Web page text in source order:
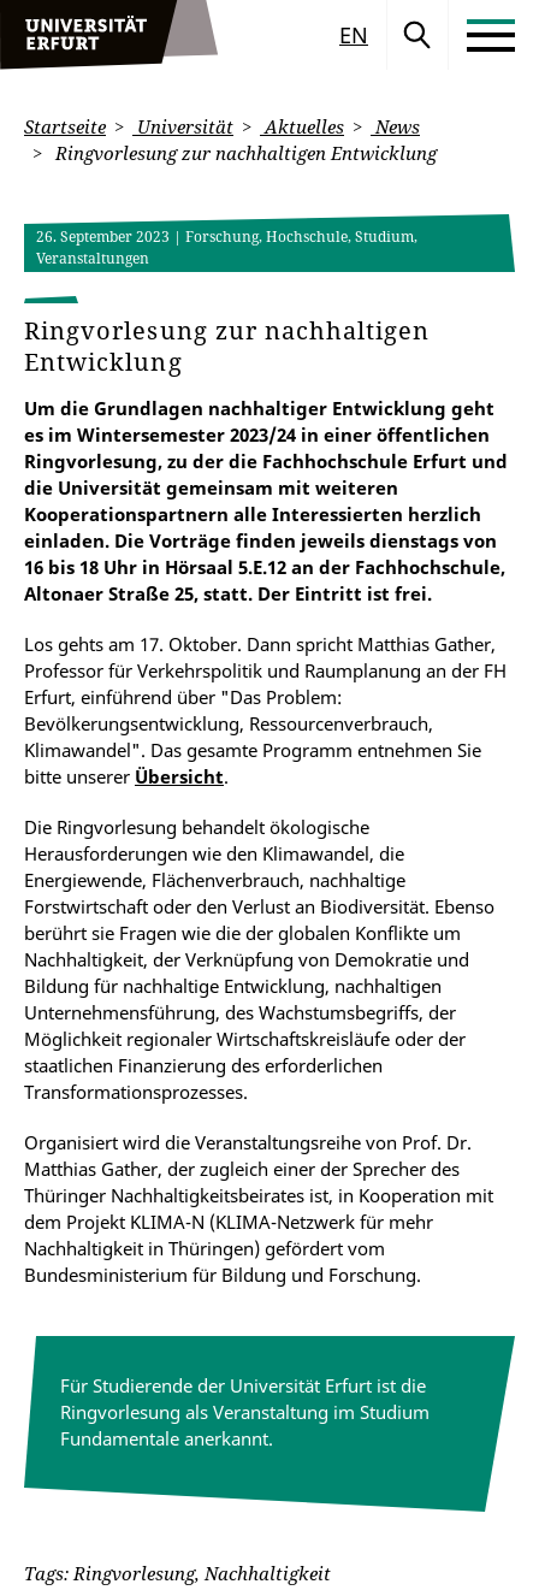
EN
Startseite Universität Aktuelles
News
Ringvorlesung zur nachhaltigen Entwicklung
26. September 2023 | Forschung, Hochschule, Studium,
Veranstaltungen
Ringvorlesung zur nachhaltigen
Entwicklung
Um die Grundlagen nachhaltiger Entwicklung geht
es im Wintersemester 2023/24 in einer öffentlichen
Ringvorlesung, zu der die Fachhochschule Erfurt und
die Universität gemeinsam mit weiteren
Kooperationspartnern alle Interessierten herzlich
einladen. Die Vorträge finden jeweils dienstags von
16 bis 18 Uhr in Hörsaal 5.E.12 an der Fachhochschule,
Altonaer Straße 25, statt. Der Eintritt ist frei.
Los gehts am 17. Oktober. Dann spricht Matthias Gather,
Professor für Verkehrspolitik und Raumplanung an der FH
Erfurt, einführend über "Das Problem:
Bevölkerungsentwicklung, Ressourcenverbrauch,
Klimawandel". Das gesamte Programm entnehmen Sie
bitte unserer Übersicht.
Die Ringvorlesung behandelt ökologische
Herausforderungen wie den Klimawandel, die
Energiewende, Flächenverbrauch, nachhaltige
Forstwirtschaft oder den Verlust an Biodiversität. Ebenso
berührt sie Fragen wie die der globalen Konflikte um
Nachhaltigkeit, der Verknüpfung von Demokratie und
Bildung für nachhaltige Entwicklung, nachhaltigen
Unternehmensführung, des Wachstumsbegriffs, der
Möglichkeit regionaler Wirtschaftskreisläufe oder der
staatlichen Finanzierung des erforderlichen
Transformationsprozesses.
Organisiert wird die Veranstaltungsreihe von Prof. Dr.
Matthias Gather, der zugleich einer der Sprecher des
Thüringer Nachhaltigkeitsbeirates ist, in Kooperation mit
dem Projekt KLIMA-N (KLIMA-Netzwerk für mehr
Nachhaltigkeit in Thüringen) gefördert vom
Bundesministerium für Bildung und Forschung.
Für Studierende der Universität Erfurt ist die
Ringvorlesung als Veranstaltung im Studium
Fundamentale anerkannt.
Tags: Ringvorlesung, Nachhaltigkeit